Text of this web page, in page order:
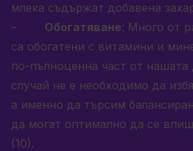
млека съдържат добавена
– Обогатяване: Много от
са обогатени с витамини и
по-пълноценна част от нашата
случай не е необходимо да
а именно да търсим
да могат оптимално да се
(10).